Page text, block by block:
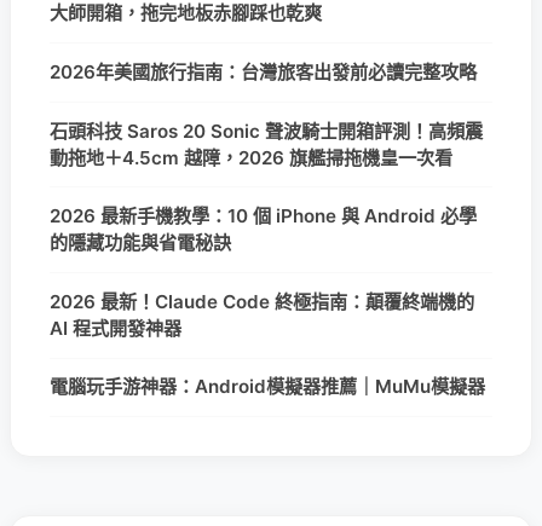
大師開箱，拖完地板赤腳踩也乾爽
2026年美國旅行指南：台灣旅客出發前必讀完整攻略
石頭科技 Saros 20 Sonic 聲波騎士開箱評測！高頻震
動拖地＋4.5cm 越障，2026 旗艦掃拖機皇一次看
2026 最新手機教學：10 個 iPhone 與 Android 必學
的隱藏功能與省電秘訣
2026 最新！Claude Code 終極指南：顛覆終端機的
AI 程式開發神器
電腦玩手游神器：Android模擬器推薦｜MuMu模擬器